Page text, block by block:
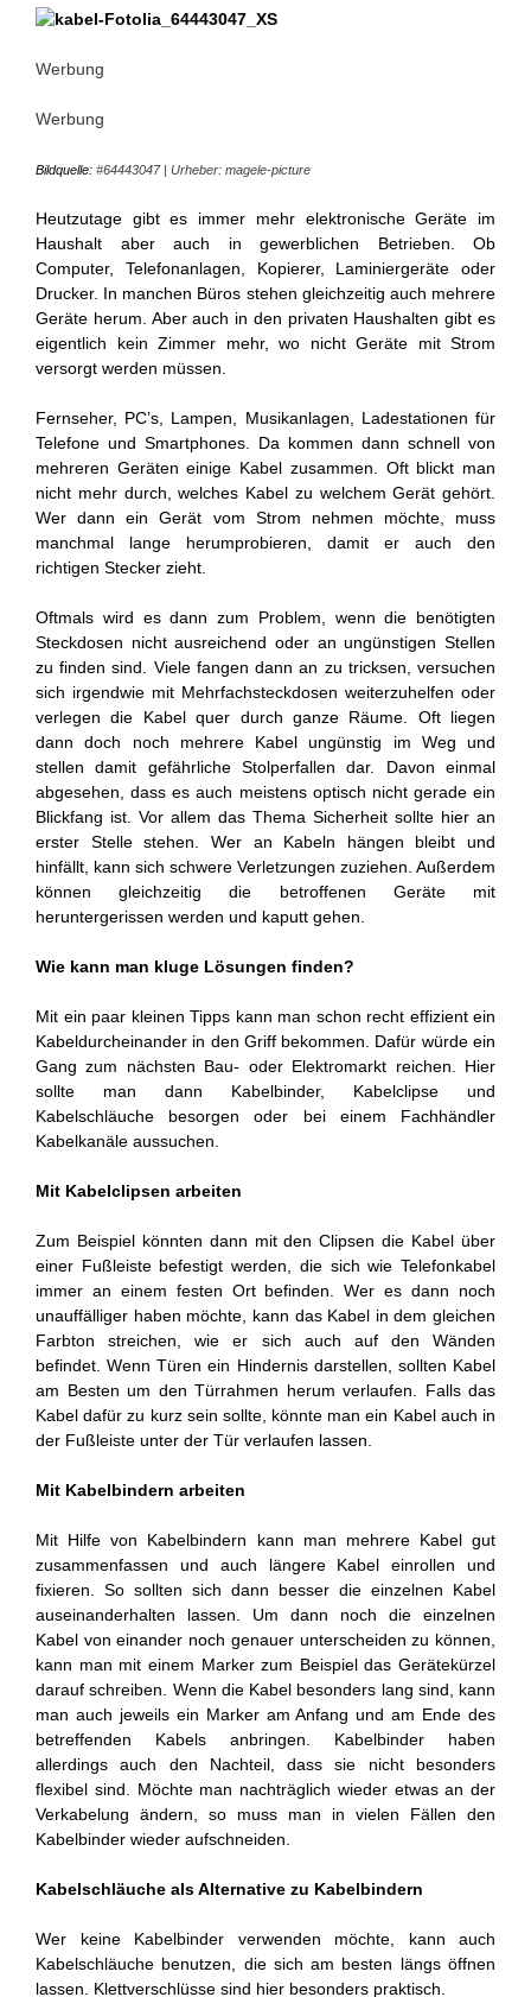
Werbung
Werbung
Bildquelle: #64443047 | Urheber: magele-picture
Heutzutage gibt es immer mehr elektronische Geräte im
Haushalt aber auch in gewerblichen Betrieben. Ob
Computer, Telefonanlagen, Kopierer, Laminiergeräte oder
Drucker. In manchen Büros stehen gleichzeitig auch mehrere
Geräte herum. Aber auch in den privaten Haushalten gibt es
eigentlich kein Zimmer mehr, wo nicht Geräte mit Strom
versorgt werden müssen.
Fernseher, PC’s, Lampen, Musikanlagen, Ladestationen für
Telefone und Smartphones. Da kommen dann schnell von
mehreren Geräten einige Kabel zusammen. Oft blickt man
nicht mehr durch, welches Kabel zu welchem Gerät gehört.
Wer dann ein Gerät vom Strom nehmen möchte, muss
manchmal lange herumprobieren, damit er auch den
richtigen Stecker zieht.
Oftmals wird es dann zum Problem, wenn die benötigten
Steckdosen nicht ausreichend oder an ungünstigen Stellen
zu finden sind. Viele fangen dann an zu tricksen, versuchen
sich irgendwie mit Mehrfachsteckdosen weiterzuhelfen oder
verlegen die Kabel quer durch ganze Räume. Oft liegen
dann doch noch mehrere Kabel ungünstig im Weg und
stellen damit gefährliche Stolperfallen dar. Davon einmal
abgesehen, dass es auch meistens optisch nicht gerade ein
Blickfang ist. Vor allem das Thema Sicherheit sollte hier an
erster Stelle stehen. Wer an Kabeln hängen bleibt und
hinfällt, kann sich schwere Verletzungen zuziehen. Außerdem
können gleichzeitig die betroffenen Geräte mit
heruntergerissen werden und kaputt gehen.
Wie kann man kluge Lösungen finden?
Mit ein paar kleinen Tipps kann man schon recht effizient ein
Kabeldurcheinander in den Griff bekommen. Dafür würde ein
Gang zum nächsten Bau- oder Elektromarkt reichen. Hier
sollte man dann Kabelbinder, Kabelclipse und
Kabelschläuche besorgen oder bei einem Fachhändler
Kabelkanäle aussuchen.
Mit Kabelclipsen arbeiten
Zum Beispiel könnten dann mit den Clipsen die Kabel über
einer Fußleiste befestigt werden, die sich wie Telefonkabel
immer an einem festen Ort befinden. Wer es dann noch
unauffälliger haben möchte, kann das Kabel in dem gleichen
Farbton streichen, wie er sich auch auf den Wänden
befindet. Wenn Türen ein Hindernis darstellen, sollten Kabel
am Besten um den Türrahmen herum verlaufen. Falls das
Kabel dafür zu kurz sein sollte, könnte man ein Kabel auch in
der Fußleiste unter der Tür verlaufen lassen.
Mit Kabelbindern arbeiten
Mit Hilfe von Kabelbindern kann man mehrere Kabel gut
zusammenfassen und auch längere Kabel einrollen und
fixieren. So sollten sich dann besser die einzelnen Kabel
auseinanderhalten lassen. Um dann noch die einzelnen
Kabel von einander noch genauer unterscheiden zu können,
kann man mit einem Marker zum Beispiel das Gerätekürzel
darauf schreiben. Wenn die Kabel besonders lang sind, kann
man auch jeweils ein Marker am Anfang und am Ende des
betreffenden Kabels anbringen. Kabelbinder haben
allerdings auch den Nachteil, dass sie nicht besonders
flexibel sind. Möchte man nachträglich wieder etwas an der
Verkabelung ändern, so muss man in vielen Fällen den
Kabelbinder wieder aufschneiden.
Kabelschläuche als Alternative zu Kabelbindern
Wer keine Kabelbinder verwenden möchte, kann auch
Kabelschläuche benutzen, die sich am besten längs öffnen
lassen. Klettverschlüsse sind hier besonders praktisch.